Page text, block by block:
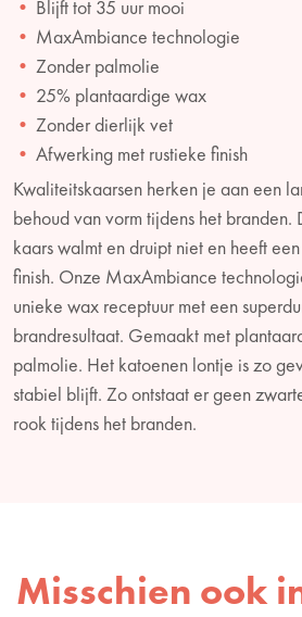
Blijft tot 35 uur mooi
MaxAmbiance technologie
Zonder palmolie
25% plantaardige wax
Zonder dierlijk vet
Afwerking met rustieke finish
Kwaliteitskaarsen herken je aan een
behoud van vorm tijdens het branden.
kaars walmt en druipt niet en heeft
finish. Onze MaxAmbiance
unieke wax receptuur met een
brandresultaat. Gemaakt met
palmolie. Het katoenen lontje is zo
stabiel blijft. Zo ontstaat er geen
rook tijdens het branden.
Misschien ook